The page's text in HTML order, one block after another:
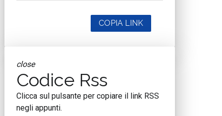
COPIA LINK
close
Codice Rss
Clicca sul pulsante per copiare il link RSS
negli appunti.